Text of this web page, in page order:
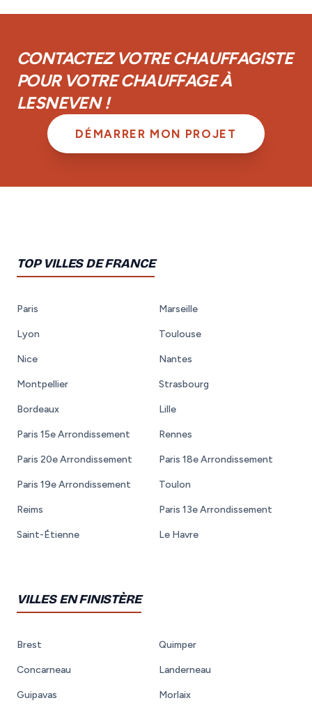
CONTACTEZ VOTRE CHAUFFAGISTE
POUR VOTRE CHAUFFAGE À
LESNEVEN !
DÉMARRER MON PROJET
TOP VILLES DE FRANCE
Paris Marseille
Lyon Toulouse
Nice Nantes
Montpellier Strasbourg
Bordeaux Lille
Paris 15e Arrondissement Rennes
Paris 20e Arrondissement Paris 18e Arrondissement
Paris 19e Arrondissement Toulon
Reims Paris 13e Arrondissement
Saint-Étienne Le Havre
VILLES EN FINISTÈRE
Brest Quimper
Concarneau Landerneau
Guipavas Morlaix